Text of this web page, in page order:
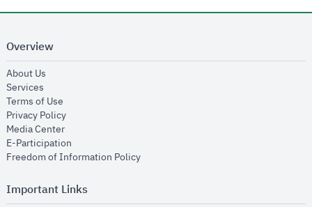
Overview
About Us
Services
Terms of Use
Privacy Policyopens in new window
Media Centeropens in new window
E-Participation
Freedom of Information Policyopens in new window
Important Links